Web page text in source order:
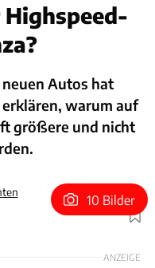
Autos hat
warum auf
größere und nicht
Foto: F1/FOM
10 Bilder
ANZEIGE